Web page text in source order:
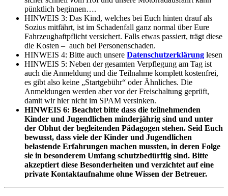
pünktlich beginnen….
HINWEIS 3: Das Kind, welches bei Euch hinten drauf als
Sozius mitfährt, ist im Schadenfall ganz normal über Eure
Fahrzeughaftpflicht versichert. Falls etwas passiert, trägt diese
die Kosten – auch bei Personenschaden.
HINWEIS 4: Bitte auch unsere Datenschutzerklärung lesen
HINWEIS 5: Neben der gesamten Verpflegung am Tag ist
auch die Anmeldung und die Teilnahme komplett kostenfrei,
es gibt also keine „Startgebühr“ oder Ähnliches. Die
Anmeldungen werden aber vor der Freischaltung geprüft,
damit wir hier nicht im SPAM versinken.
HINWEIS 6: Beachtet bitte dass die teilnehmenden
Kinder und Jugendlichen minderjährig sind und unter
der Obhut der begleitenden Pädagogen stehen. Seid Euch
bewusst, dass viele der Kinder und Jugendlichen
belastende Erfahrungen machen mussten, in deren Folge
sie in besonderem Umfang schutzbedürftig sind. Bitte
akzeptiert diese Besonderheiten und verzichtet auf eine
private Kontaktaufnahme ohne Wissen der Betreuer.